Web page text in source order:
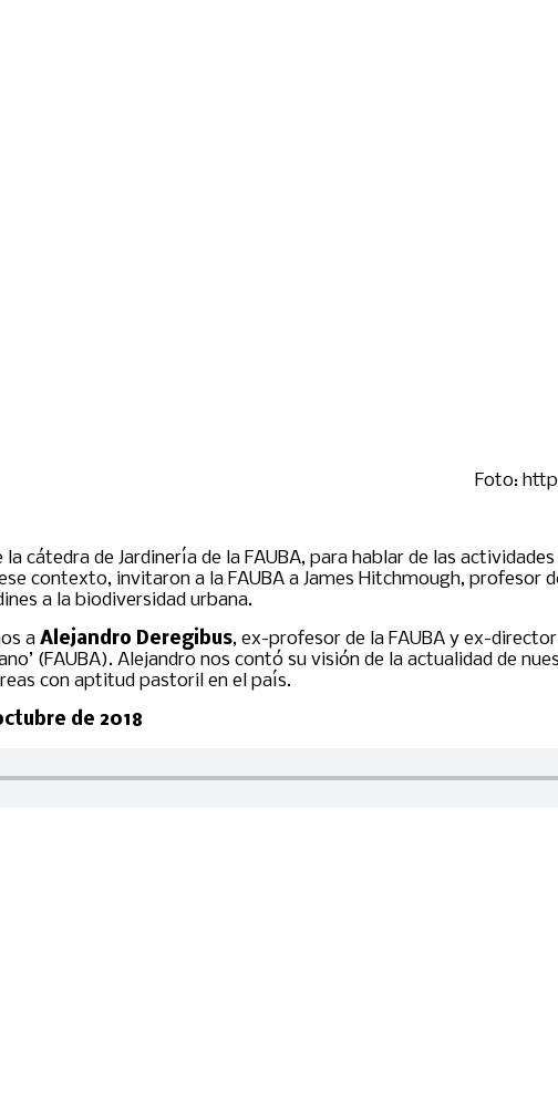
Foto:
la cátedra de Jardinería de la FAUBA, para hablar de las
contexto, invitaron a la FAUBA a James Hitchmough,
a la biodiversidad urbana.
a Alejandro Deregibus, ex-profesor de la FAUBA y ex-
(FAUBA). Alejandro nos contó su visión de la actualidad de
con aptitud pastoril en el país.
de 2018